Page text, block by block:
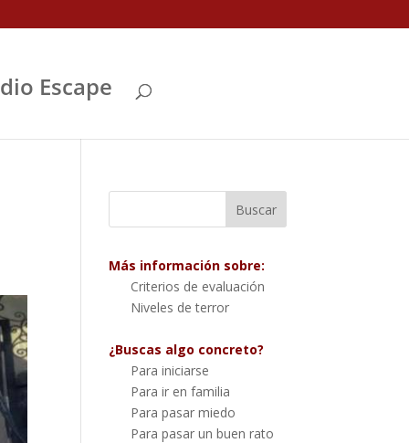
Escape
Más información sobre:
Criterios de evaluación
Niveles de terror
¿Buscas algo concreto?
Para iniciarse
Para ir en familia
Para pasar miedo
Para pasar un buen rato